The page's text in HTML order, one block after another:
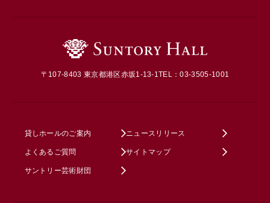
〒107-8403 東京都港区赤坂1-13-1TEL：03-3505-1001
貸しホールのご案内 ニュースリリース
よくあるご質問 サイトマップ
サントリー芸術財団